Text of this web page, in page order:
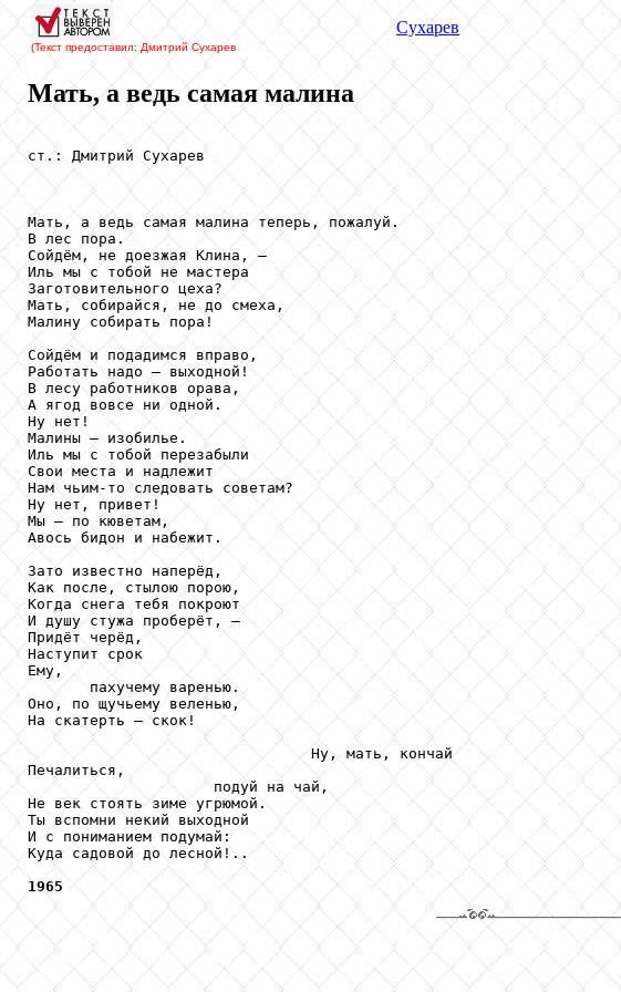
(Текст предоставил: Дмитрий Сухарев
Сухарев
Мать, а ведь самая малина
ст.: Дмитрий Сухарев
Мать, а ведь самая малина теперь, пожалуй.
В лес пора.
Сойдём, не доезжая Клина, —
Иль мы с тобой не мастера
Заготовительного цеха?
Мать, собирайся, не до смеха,
Малину собирать пора!
Сойдём и подадимся вправо,
Работать надо — выходной!
В лесу работников орава,
А ягод вовсе ни одной.
Ну нет!
Малины — изобилье.
Иль мы с тобой перезабыли
Свои места и надлежит
Нам чьим-то следовать советам?
Ну нет, привет!
Мы — по кюветам,
Авось бидон и набежит.
Зато известно наперёд,
Как после, стылою порою,
Когда снега тебя покроют
И душу стужа проберёт, —
Придёт черёд,
Наступит срок
Ему,
       пахучему варенью.
Оно, по щучьему веленью,
На скатерть — скок!
                                Ну, мать, кончай
Печалиться,
                     подуй на чай,
Не век стоять зиме угрюмой.
Ты вспомни некий выходной
И с пониманием подумай:
Куда садовой до лесной!..
1965